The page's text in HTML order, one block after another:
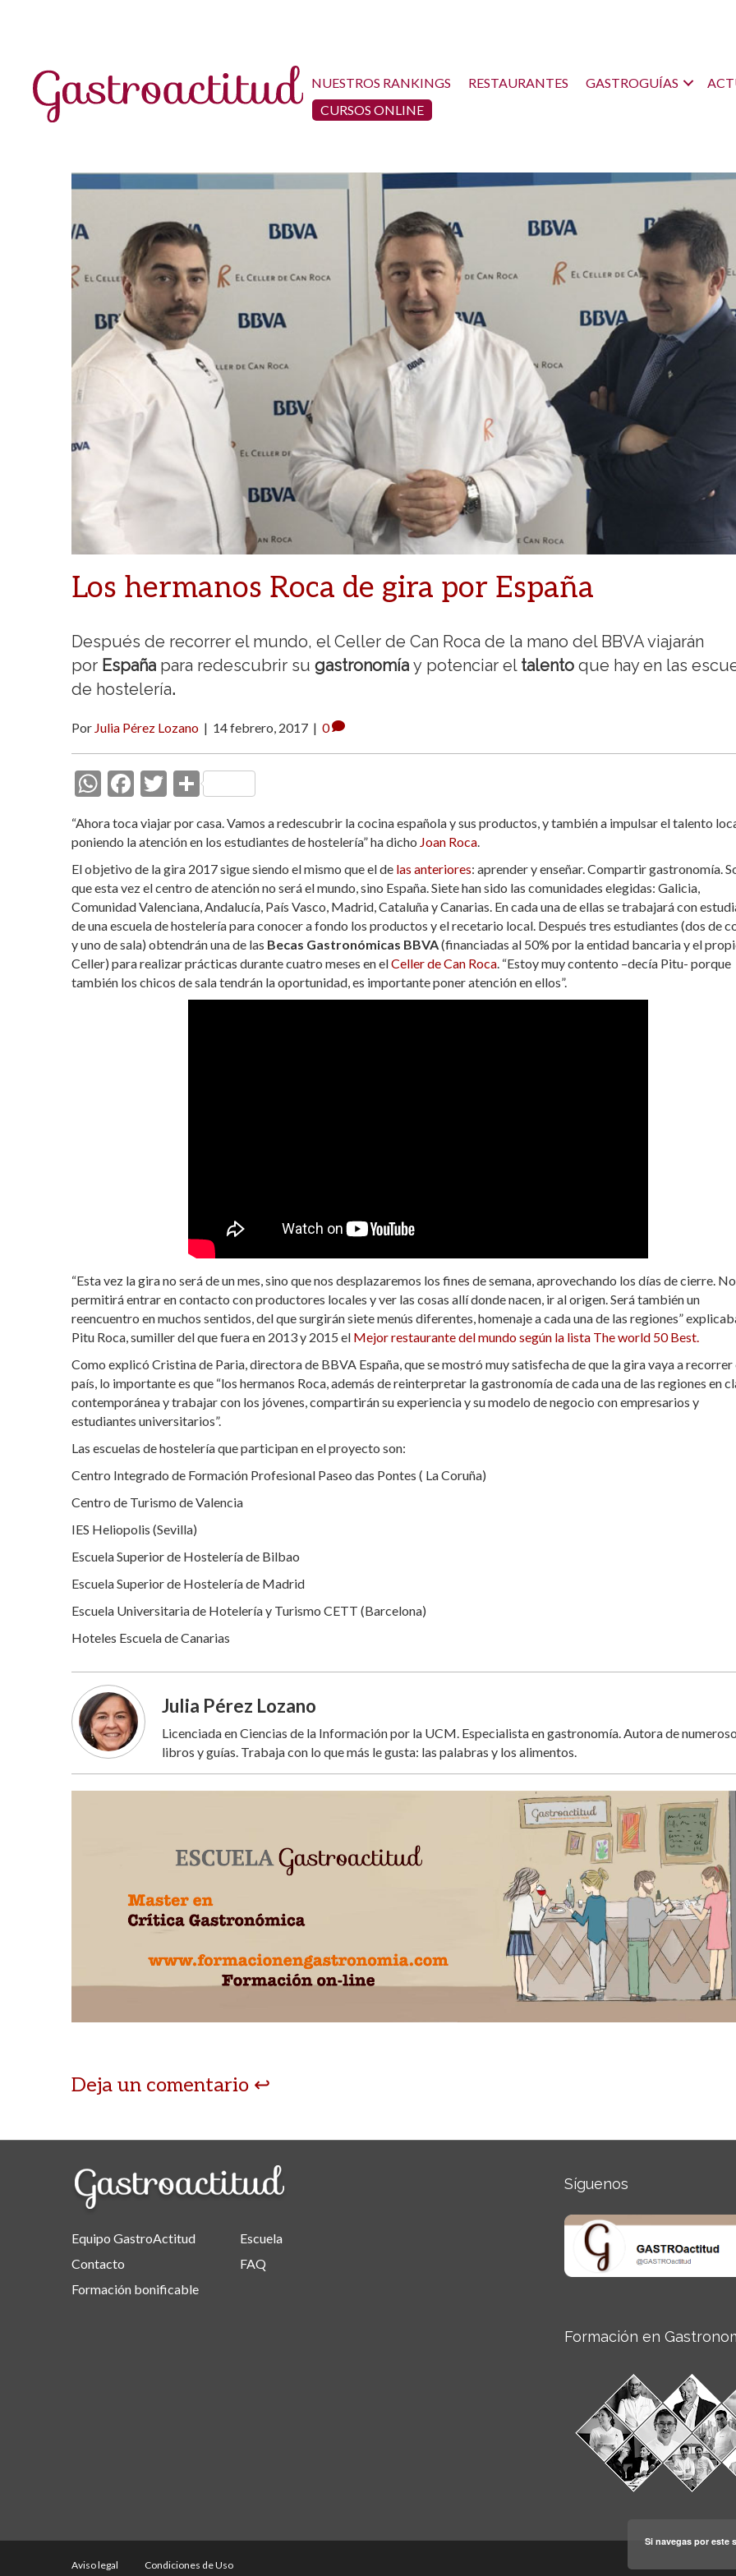
NUESTROS RANKINGS RESTAURANTES GASTROGUÍAS
CURSOS ONLINE
Los hermanos Roca de gira por España
Después de recorrer el mundo, el Celler de Can Roca de la mano del BBVA viajarán
por España para redescubrir su gastronomía y potenciar el talento que hay en las
de hostelería.
Por Julia Pérez Lozano | 14 febrero, 2017 | 0
W
at
s
A
p
p
F
e
b
o
o
k
T
itt
er
C
m
p
ar
ti
r
“Ahora toca viajar por casa. Vamos a redescubrir la cocina española y sus productos, y también a impulsar el talento
poniendo la atención en los estudiantes de hostelería” ha dicho Joan Roca.
El objetivo de la gira 2017 sigue siendo el mismo que el de las anteriores: aprender y enseñar. Compartir gastronomía.
que esta vez el centro de atención no será el mundo, sino España. Siete han sido las comunidades elegidas: Galicia,
Comunidad Valenciana, Andalucía, País Vasco, Madrid, Cataluña y Canarias. En cada una de ellas se trabajará con
de una escuela de hostelería para conocer a fondo los productos y el recetario local. Después tres estudiantes (dos de
y uno de sala) obtendrán una de las Becas Gastronómicas BBVA(financiadas al 50% por la entidad bancaria y el
Celler) para realizar prácticas durante cuatro meses en elCeller de Can Roca. “Estoy muy contento –decía Pitu- porque
también los chicos de sala tendrán la oportunidad, es importante poner atención en ellos”.
“Esta vez la gira no será de un mes, sino que nos desplazaremos los fines de semana, aprovechando los días de cierre.
permitirá entrar en contacto con productores locales y ver las cosas allí donde nacen, ir al origen. Será también un
reencuentro en muchos sentidos, del que surgirán siete menús diferentes, homenaje a cada una de las regiones”
Pitu Roca, sumiller del que fuera en 2013 y 2015 el Mejor restaurante del mundo según la lista The world 50 Best.
Como explicó Cristina de Paria, directora de BBVA España, que se mostró muy satisfecha de que la gira vaya a recorrer
país, lo importante es que “los hermanos Roca, además de reinterpretar la gastronomía de cada una de las regiones en
contemporánea y trabajar con los jóvenes, compartirán su experiencia y su modelo de negocio con empresarios y
estudiantes universitarios”.
Las escuelas de hostelería que participan en el proyecto son:
Centro Integrado de Formación Profesional Paseo das Pontes ( La Coruña)
Centro de Turismo de Valencia
IES Heliopolis (Sevilla)
Escuela Superior de Hostelería de Bilbao
Escuela Superior de Hostelería de Madrid
Escuela Universitaria de Hotelería y Turismo CETT (Barcelona)
Hoteles Escuela de Canarias
Julia Pérez Lozano
Licenciada en Ciencias de la Información por la UCM. Especialista en gastronomía. Autora de
libros y guías. Trabaja con lo que más le gusta: las palabras y los alimentos.
Deja un comentario
Equipo GastroActitud
Contacto
Formación bonificable
Escuela
FAQ
Síguenos
Formación en
Aviso legal Condiciones de Uso
Si navegas por este